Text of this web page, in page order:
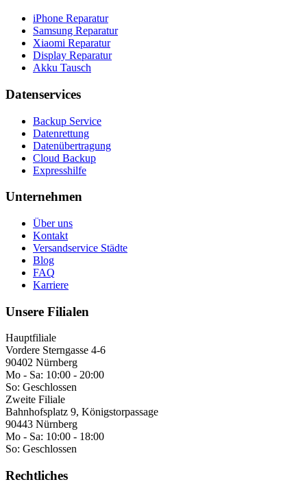
iPhone Reparatur
Samsung Reparatur
Xiaomi Reparatur
Display Reparatur
Akku Tausch
Datenservices
Backup Service
Datenrettung
Datenübertragung
Cloud Backup
Expresshilfe
Unternehmen
Über uns
Kontakt
Versandservice Städte
Blog
FAQ
Karriere
Unsere Filialen
Hauptfiliale
Vordere Sterngasse 4-6
90402 Nürnberg
Mo - Sa: 10:00 - 20:00
So: Geschlossen
Zweite Filiale
Bahnhofsplatz 9, Königstorpassage
90443 Nürnberg
Mo - Sa: 10:00 - 18:00
So: Geschlossen
Rechtliches